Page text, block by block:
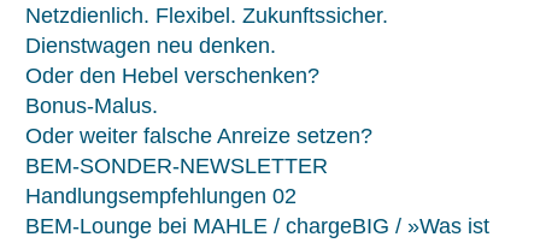
Netzdienlich. Flexibel. Zukunftssicher.
Dienstwagen neu denken.
Oder den Hebel verschenken?
Bonus-Malus.
Oder weiter falsche Anreize setzen?
BEM-SONDER-NEWSLETTER
Handlungsempfehlungen 02
BEM-Lounge bei MAHLE / chargeBIG / »Was ist